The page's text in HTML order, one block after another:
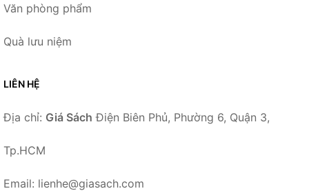
Văn phòng phẩm
Quà lưu niệm
LIÊN HỆ
Địa chỉ: Giá Sách Điện Biên Phủ, Phường 6, Quận 3,
Tp.HCM
Email: lienhe@giasach.com